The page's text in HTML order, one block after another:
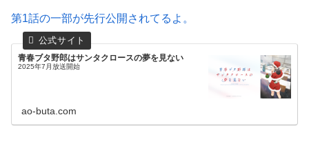
第1話の一部が先行公開されてるよ。
青春ブタ野郎はサンタクロースの夢を見ない
2025年7月放送開始
ao-buta.com